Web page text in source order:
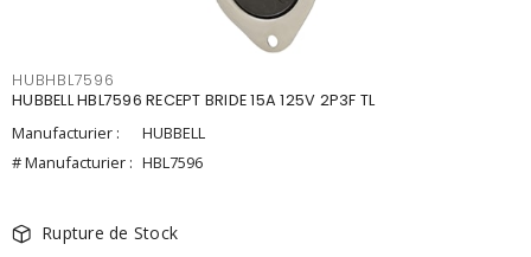
HUBHBL7596
HUBBELL HBL7596 RECEPT BRIDE 15A 125V 2P3F TL
Manufacturier :
HUBBELL
# Manufacturier : HBL7596
Rupture de Stock